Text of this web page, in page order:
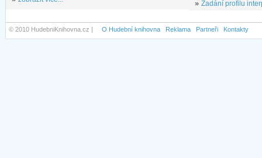
» Zadání profilu
© 2010 HudebniKnihovna.cz | O Hudební knihovna Reklama Partneři Kontakty